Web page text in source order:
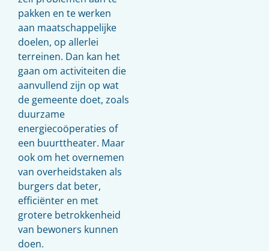
pakken en te werken
aan maatschappelijke
doelen, op allerlei
terreinen. Dan kan het
gaan om activiteiten die
aanvullend zijn op wat
de gemeente doet, zoals
duurzame
energiecoöperaties of
een buurttheater. Maar
ook om het overnemen
van overheidstaken als
burgers dat beter,
efficiënter en met
grotere betrokkenheid
van bewoners kunnen
doen.